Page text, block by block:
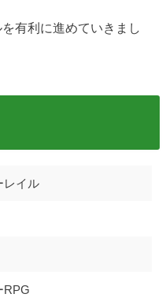
有利に進めていきまし
レイル
RPG